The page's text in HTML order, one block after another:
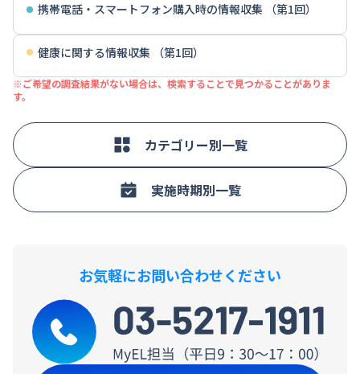
携帯電話・スマートフォン購入時の情報収集 （第1回）
健康に関する情報収集 （第1回）
※ご希望の調査結果がない場合は、検索することで見つかることがありま
す。
カテゴリー別一覧
実施時期別一覧
お気軽にお問い合わせください